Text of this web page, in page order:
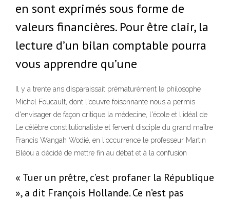
en sont exprimés sous forme de
valeurs financières. Pour être clair, la
lecture d’un bilan comptable pourra
vous apprendre qu’une
Il y a trente ans disparaissait prématurément le philosophe
Michel ­Foucault, dont l'œuvre foisonnante nous a permis
d'envisager de façon critique la médecine, l'école et l'idéal de
Le célèbre constitutionaliste et fervent disciple du grand maître
Francis Wangah Wodié, en l'occurrence le professeur Martin
Bléou a décidé de mettre fin au débat et à la confusion
« Tuer un prêtre, c’est profaner la République
», a dit François Hollande. Ce n’est pas